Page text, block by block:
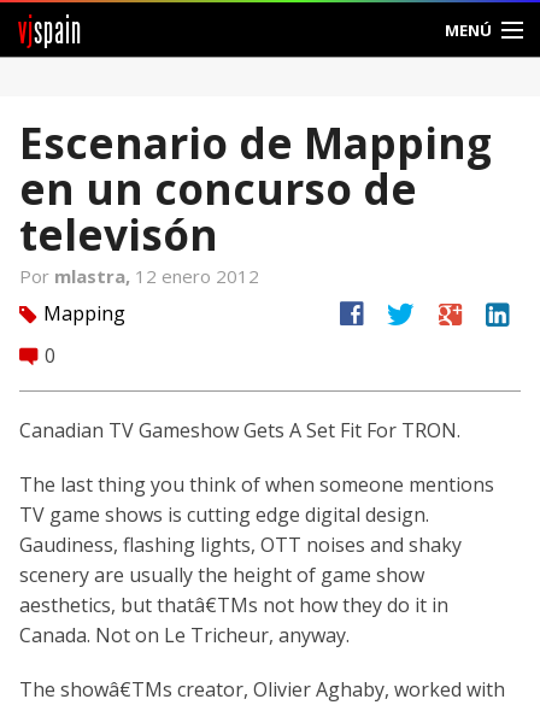
vjspain MENÚ
Foros
Noticias
Ayuda
Entrar
Crear Cuenta
Escenario de Mapping
en un concurso de
televisón
Por mlastra, 12 enero 2012
tag Mapping
comment 0
facebook twitter google linkedin
Canadian TV Gameshow Gets A Set Fit For TRON.
The last thing you think of when someone mentions
TV game shows is cutting edge digital design.
Gaudiness, flashing lights, OTT noises and shaky
scenery are usually the height of game show
aesthetics, but thatâ€TMs not how they do it in
Canada. Not on Le Tricheur, anyway.
The showâ€TMs creator, Olivier Aghaby, worked with